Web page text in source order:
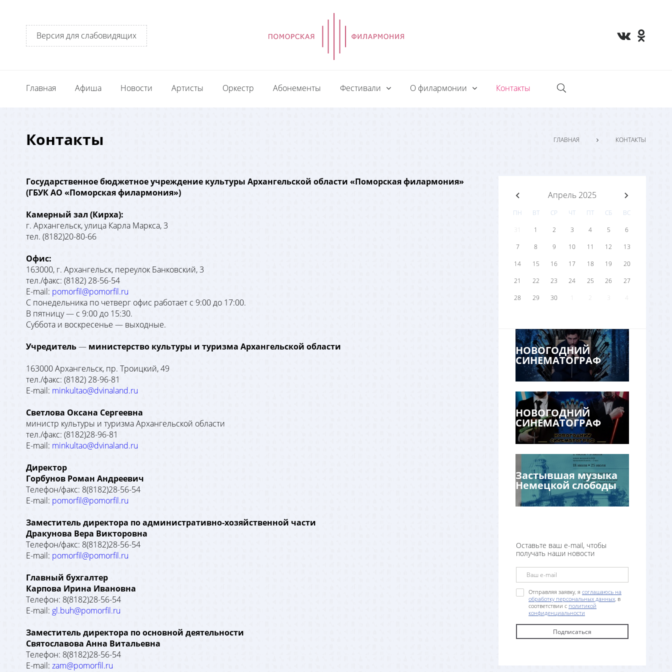
Версия для слабовидящих
Главная Афиша Новости Артисты Оркестр Абонементы Фестивали О филармонии Контакты
Контакты ГЛАВНАЯ КОНТАКТЫ
Государственное бюджетное учреждение культуры Архангельской области «Поморская филармония»
(ГБУК АО «Поморская филармония»)
Камерный зал (Кирха):
г. Архангельск, улица Карла Маркса, 3
тел. (8182)20-80-66
Офис:
163000, г. Архангельск, переулок Банковский, 3
тел./факс: (8182) 28-56-54
E-mail: pomorfil@pomorfil.ru
С понедельника по четверг офис работает с 9:00 до 17:00.
В пятницу — с 9:00 до 15:30.
Суббота и воскресенье — выходные.
Учредитель— министерство культуры и туризма Архангельской области
163000 Архангельск, пр. Троицкий, 49
тел./факс: (8182) 28-96-81
E-mail: minkultao@dvinaland.ru
Светлова Оксана Сергеевна
министр культуры и туризма Архангельской области
тел./факс: (8182)28-96-81
E-mail: minkultao@dvinaland.ru
Директор
Горбунов Роман Андреевич
Телефон/факс: 8(8182)28-56-54
E-mail: pomorfil@pomorfil.ru
Заместитель директора по административно-хозяйственной части
Дракунова Вера Викторовна
Телефон/факс: 8(8182)28-56-54
E-mail: pomorfil@pomorfil.ru
Главный бухгалтер
Карпова Ирина Ивановна
Телефон: 8(8182)28-56-54
E-mail: gl.buh@pomorfil.ru
Заместитель директора по основной деятельности
Святославова Анна Витальевна
Телефон: 8(8182)28-56-54
E-mail: zam@pomorfil.ru
Апрель 2025
ПН ВТ СР ЧТ ПТ СБ
ВС
31
1 2 3 4 5
6
7
8 9 10 11 12
13
14
15 16 17 18 19
20
21
22 23 24 25 26
27
28
29 30 1 2 4
НОВОГОДНИЙ
СИНЕМАТОГРАФ
НОВОГОДНИЙ
СИНЕМАТОГРАФ
Застывшая музыка
Немецкой слободы
Оставьте ваш e-mail, чтобы
получать наши новости
Отправляя заявку, я соглашаюсь на
обработку персональных данных, в
соответствии с политикой
конфиденциальности